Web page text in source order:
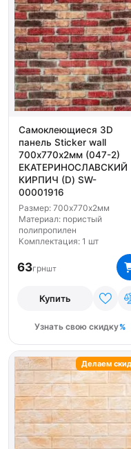
Самоклеющиеся 3D
панель Sticker wall
700х770х2мм (047-2)
ЕКАТЕРИНОСЛАВСКИЙ
КИРПИЧ (D) SW-
00001916
Размер: 700х770х2мм
Материал: пористый
полипропилен
Комплектация: 1 шт
63грншт
Купить
Узнать свою скидку
Делаем